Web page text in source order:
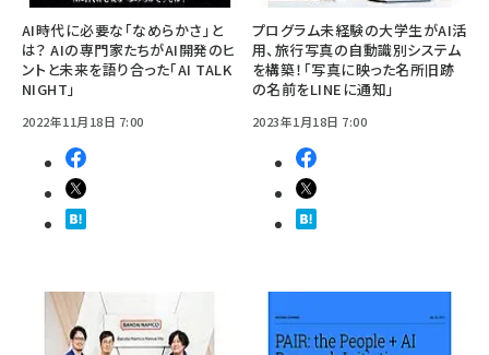
AI時代に必要な「なめらかさ」と
は？ AIの専門家たちがAI開発のヒ
ントと未来を語り合った「AI TALK
NIGHT」
2022年11月18日 7:00
プログラム未経験の大学生がAI活
用、旅行写真の自動識別システム
を構築！「写真に映った名所旧跡
の名前をLINEに通知」
2023年1月18日 7:00